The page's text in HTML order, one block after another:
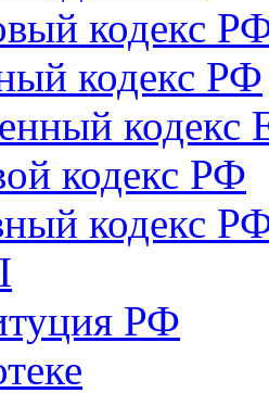
кодекс
кодекс РФ
кодекс РФ
кодекс
РФ